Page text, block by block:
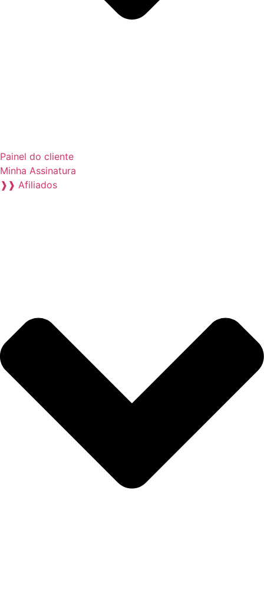
Painel do cliente
Minha Assinatura
❱❱ Afiliados